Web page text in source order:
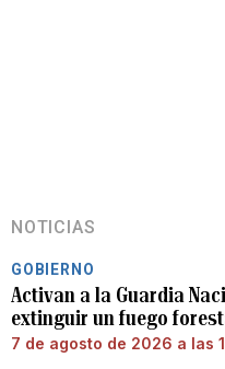
NOTICIAS
GOBIERNO
Activan a la Guardia
extinguir un fuego
7 de agosto de 2026 a las